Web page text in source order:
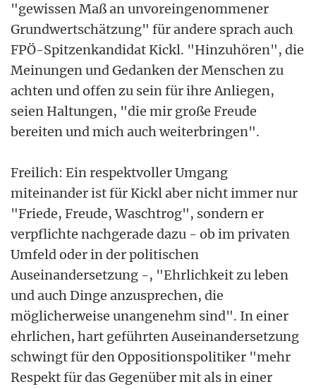
"gewissen Maß an unvoreingenommener
Grundwertschätzung" für andere sprach auch
FPÖ-Spitzenkandidat Kickl. "Hinzuhören", die
Meinungen und Gedanken der Menschen zu
achten und offen zu sein für ihre Anliegen,
seien Haltungen, "die mir große Freude
bereiten und mich auch weiterbringen".
Freilich: Ein respektvoller Umgang
miteinander ist für Kickl aber nicht immer nur
"Friede, Freude, Waschtrog", sondern er
verpflichte nachgerade dazu - ob im privaten
Umfeld oder in der politischen
Auseinandersetzung -, "Ehrlichkeit zu leben
und auch Dinge anzusprechen, die
möglicherweise unangenehm sind". In einer
ehrlichen, hart geführten Auseinandersetzung
schwingt für den Oppositionspolitiker "mehr
Respekt für das Gegenüber mit als in einer